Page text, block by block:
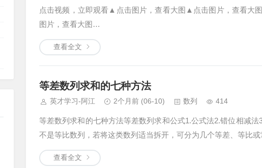
点击视频，立即观看▲点击图片，查看大图▲点击图片，查看
图片，查看大图…
查看全文
等差数列求和的七种方法
英才学习-阿江 2个月前 (06-10) 数列 414
等差数列求和的七种方法等差数列求和公式1.公式法2.错位相减
不是等比数列，若将这类数列适当拆开，可分为几个等差、等比
查看全文